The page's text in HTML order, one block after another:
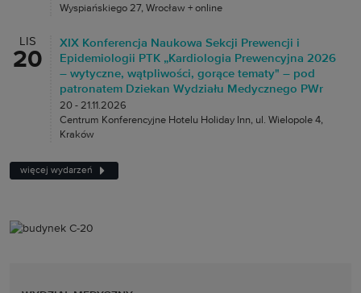
Wyspiańskiego 27, Wrocław + online
LIS
20
XIX Konferencja Naukowa Sekcji Prewencji i
Epidemiologii PTK „Kardiologia Prewencyjna 2026
– wytyczne, wątpliwości, gorące tematy" – pod
patronatem Dziekan Wydziału Medycznego PWr
20 - 21.11.2026
Centrum Konferencyjne Hotelu Holiday Inn, ul. Wielopole 4,
Kraków
więcej wydarzeń